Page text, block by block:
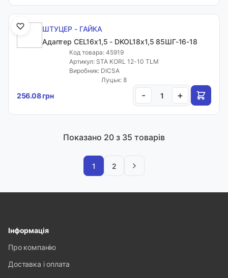
ШТУЦЕР - ГАЙКА
Адаптер CEL16х1,5 - DKOL18х1,5 85ШГ-16-18
Код товара: 45919
Артикул: STA KORL 12-10 TLM
Виробник: DICSA
Луцьк: 8
256.08 грн - +
Показано 20 з 35 товарів
1 2
Інформація
Про компанію
Доставка і оплата